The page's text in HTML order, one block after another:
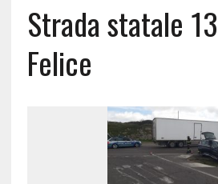
Strada statale
Felice